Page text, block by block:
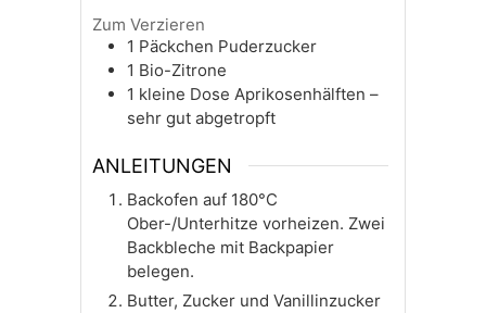
Zum Verzieren
1 Päckchen Puderzucker
1 Bio-Zitrone
1 kleine Dose Aprikosenhälften –
sehr gut abgetropft
ANLEITUNGEN
Backofen auf 180°C
Ober-/Unterhitze vorheizen. Zwei
Backbleche mit Backpapier
belegen.
Butter, Zucker und Vanillinzucker